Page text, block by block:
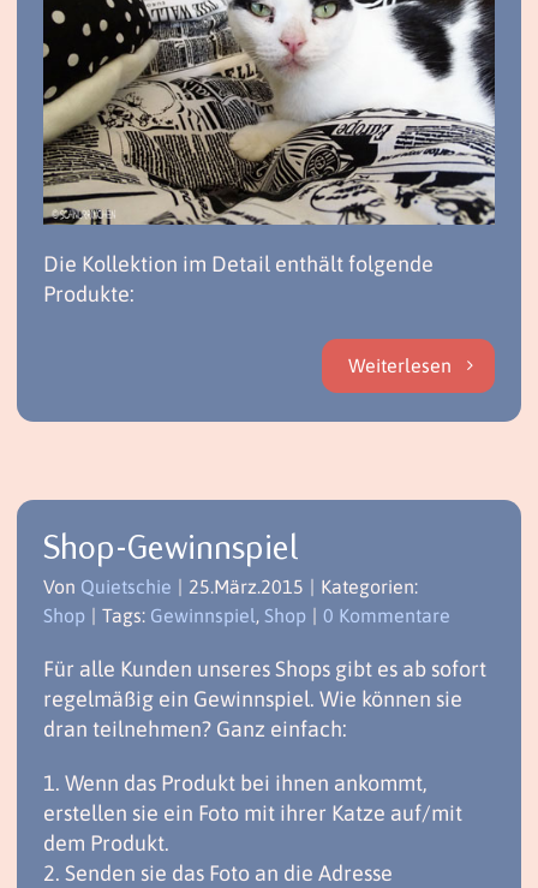
Die Kollektion im Detail enthält folgende
Produkte:
Weiterlesen
Shop-Gewinnspiel
Von Quietschie | 25.März.2015 | Kategorien:
Shop | Tags: Gewinnspiel Shop | 0 Kommentare
Für alle Kunden unseres Shops gibt es ab sofort
regelmäßig ein Gewinnspiel. Wie können sie
dran teilnehmen? Ganz einfach:
1. Wenn das Produkt bei ihnen ankommt,
erstellen sie ein Foto mit ihrer Katze auf/mit
dem Produkt.
2. Senden sie das Foto an die Adresse